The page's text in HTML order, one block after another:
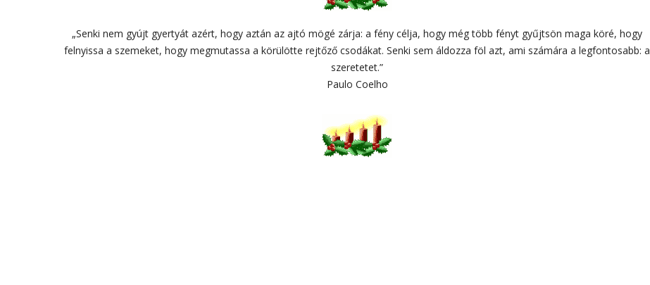
„Senki nem gyújt gyertyát azért, hogy aztán az ajtó mögé zárja: a fény célja, hogy még több fényt gyűjtsön maga köré, hogy
felnyissa a szemeket, hogy megmutassa a körülötte rejtőző csodákat. Senki sem áldozza föl azt, ami számára a legfontosabb: a
szeretetet.”
Paulo Coelho